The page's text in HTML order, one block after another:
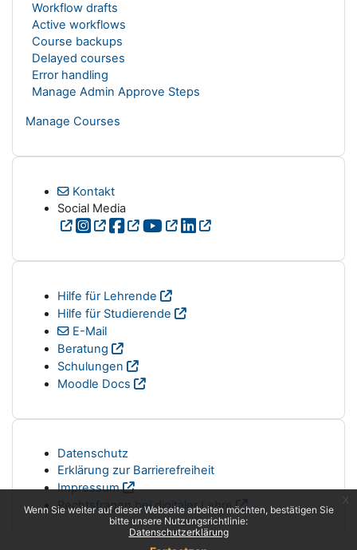
Wenn Sie weiter auf dieser Webseite arbeiten möchten, bestätigen Sie
bitte unsere Nutzungsrichtlinie:
Datenschutzerklärung
Workflow drafts
Active workflows
Course backups
Delayed courses
Error handling
Manage Admin Approve Steps
Manage Courses
Kontakt
Social Media
Hilfe für Lehrende
Hilfe für Studierende
E-Mail
Beratung
Schulungen
Moodle Docs
Datenschutz
Erklärung zur Barrierefreiheit
Impressum
Rechtsfragen bei digitaler Lehre